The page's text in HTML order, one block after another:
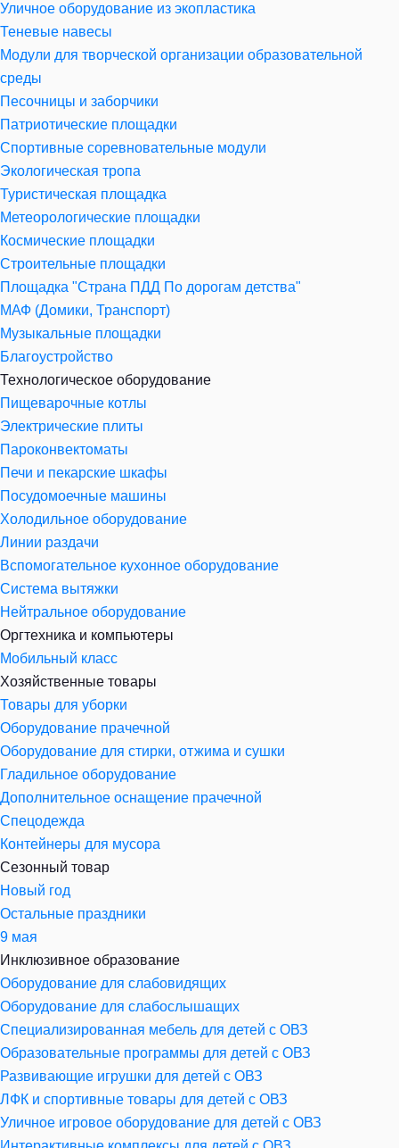
Уличное оборудование из экопластика
Теневые навесы
Модули для творческой организации образовательной
среды
Песочницы и заборчики
Патриотические площадки
Спортивные соревновательные модули
Экологическая тропа
Туристическая площадка
Метеорологические площадки
Космические площадки
Строительные площадки
Площадка "Страна ПДД По дорогам детства"
МАФ (Домики, Транспорт)
Музыкальные площадки
Благоустройство
Технологическое оборудование
Пищеварочные котлы
Электрические плиты
Пароконвектоматы
Печи и пекарские шкафы
Посудомоечные машины
Холодильное оборудование
Линии раздачи
Вспомогательное кухонное оборудование
Система вытяжки
Нейтральное оборудование
Оргтехника и компьютеры
Мобильный класс
Хозяйственные товары
Товары для уборки
Оборудование прачечной
Оборудование для стирки, отжима и сушки
Гладильное оборудование
Дополнительное оснащение прачечной
Спецодежда
Контейнеры для мусора
Сезонный товар
Новый год
Остальные праздники
9 мая
Инклюзивное образование
Оборудование для слабовидящих
Оборудование для слабослышащих
Специализированная мебель для детей с ОВЗ
Образовательные программы для детей с ОВЗ
Развивающие игрушки для детей с ОВЗ
ЛФК и спортивные товары для детей с ОВЗ
Уличное игровое оборудование для детей с ОВЗ